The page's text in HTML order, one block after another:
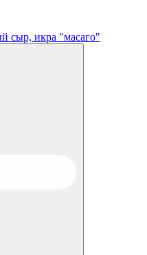
сыр, икра "масаго"